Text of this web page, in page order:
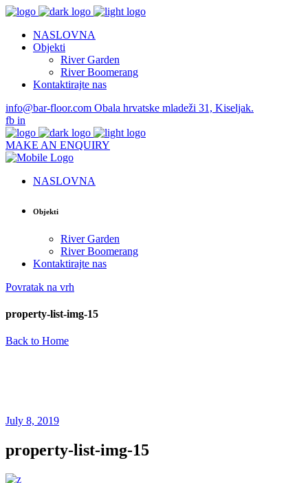
NASLOVNA
Objekti
River Garden
River Boomerang
Kontaktirajte nas
info@bar-floor.com Obala hrvatske mladeži 31, Kiseljak.
fb in
MAKE AN ENQUIRY
NASLOVNA
Objekti
River Garden
River Boomerang
Kontaktirajte nas
Povratak na vrh
property-list-img-15
Back to Home
July 8, 2019
property-list-img-15